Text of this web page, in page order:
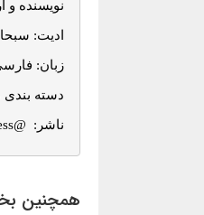
ناشر:  @wowsuccess
همچنین